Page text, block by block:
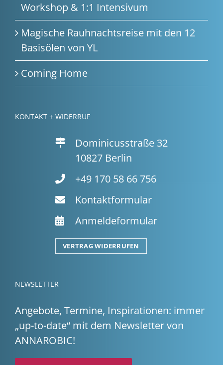
Workshop & 1:1 Intensivum
Magische Rauhnachtsreise mit den 12
Basisölen von YL
Coming Home
KONTAKT + WIDERRUF
Dominicusstraße 32
10827 Berlin
+49 170 58 66 756
Kontaktformular
Anmeldeformular
VERTRAG WIDERRUFEN
NEWSLETTER
Angebote, Termine, Inspirationen: immer
„up-to-date“ mit dem Newsletter von
ANNAROBIC!